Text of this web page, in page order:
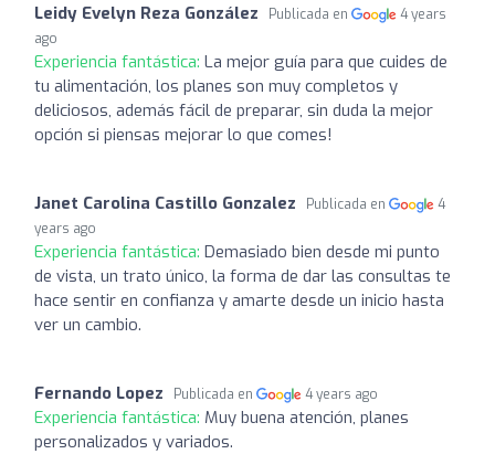
Leidy Evelyn Reza González Publicada en
4 years
ago
Experiencia fantástica: La mejor guía para que cuides de
tu alimentación, los planes son muy completos y
deliciosos, además fácil de preparar, sin duda la mejor
opción si piensas mejorar lo que comes!
Janet Carolina Castillo Gonzalez Publicada en
4
years ago
Experiencia fantástica: Demasiado bien desde mi punto
de vista, un trato único, la forma de dar las consultas te
hace sentir en confianza y amarte desde un inicio hasta
ver un cambio.
Fernando Lopez Publicada en 4 years ago
Experiencia fantástica: Muy buena atención, planes
personalizados y variados.